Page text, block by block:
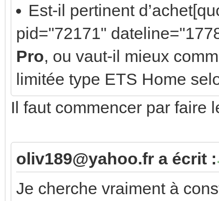
Est-il pertinent
pid="72171"
Pro, ou vaut-il mieux
limitée type ETS Home
Il faut commencer par faire
oliv189@yahoo.fr a écrit :
Je cherche vraiment à